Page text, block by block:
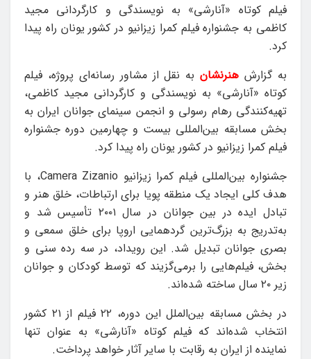
فیلم کوتاه «آنارشی» به نویسندگی و کارگردانی مجید
کاظمی به جشنواره فیلم کمرا زیزانیو در کشور یونان راه پیدا
کرد.
به گزارش هنرنشان به نقل از مشاور رسانه‌ای پروژه، فیلم
کوتاه «آنارشی» به نویسندگی و کارگردانی مجید کاظمی،
تهیه‌کنندگی رهام رسولی و انجمن سینمای جوانان ایران به
بخش مسابقه بین‌المللی بیست و چهارمین دوره جشنواره
فیلم کمرا زیزانیو در کشور یونان راه پیدا کرد.
جشنواره بین‌المللی فیلم کمرا زیزانیو Camera Zizanio، با
هدف کلی ایجاد یک منطقه پویا برای ارتباطات، خلق هنر و
تبادل ایده در بین جوانان در سال ۲۰۰۱ تأسیس شد و
به‌تدریج به بزرگ‌ترین گردهمایی اروپا برای خلق سمعی و
بصری جوانان تبدیل شد. این رویداد، در سه رده سنی و
بخش، فیلم‌هایی را برمی‌گزیند که توسط کودکان و جوانان
زیر ۲۰ سال ساخته شده‌اند.
در بخش مسابقه بین‌الملل این دوره، ۲۲ فیلم از ۲۱ کشور
انتخاب شده‌اند که فیلم کوتاه «آنارشی» به عنوان تنها
نماینده از ایران به رقابت با سایر آثار خواهد پرداخت.